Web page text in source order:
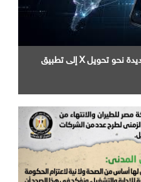
إطلاق " XChat " في خطوة جديدة نحو تحويل X إلى تطبيق